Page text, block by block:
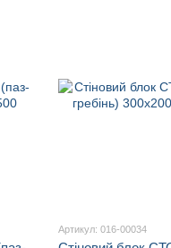
Артикул: 016-00034